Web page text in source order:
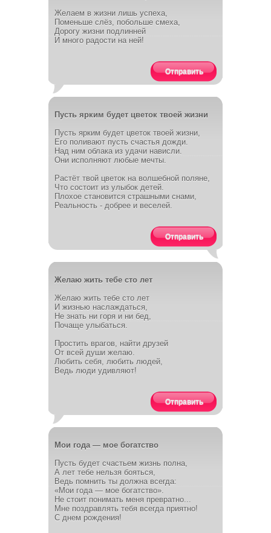
Желаем в жизни лишь успеха,
Поменьше слёз, побольше смеха,
Дорогу жизни подлинней
И много радости на ней!
Отправить
Пусть ярким будет цветок твоей жизни
Пусть ярким будет цветок твоей жизни,
Его поливают пусть счастья дожди.
Над ним облака из удачи нависли.
Они исполняют любые мечты.
Растёт твой цветок на волшебной поляне,
Что состоит из улыбок детей.
Плохое становится страшными снами,
Реальность - добрее и веселей.
Отправить
Желаю жить тебе сто лет
Желаю жить тебе сто лет
И жизнью наслаждаться,
Не знать ни горя и ни бед,
Почаще улыбаться.
Простить врагов, найти друзей
От всей души желаю.
Любить себя, любить людей,
Ведь люди удивляют!
Отправить
Мои года — мое богатство
Пусть будет счастьем жизнь полна,
А лет тебе нельзя бояться,
Ведь помнить ты должна всегда:
«Мои года — мое богатство».
Не стоит понимать меня превратно...
Мне поздравлять тебя всегда приятно!
С днем рождения!